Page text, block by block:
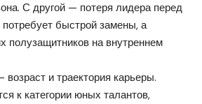
С другой — потеря лидера перед
быстрой замены, а
полузащитников на внутреннем
и траектория карьеры.
к категории юных талантов,